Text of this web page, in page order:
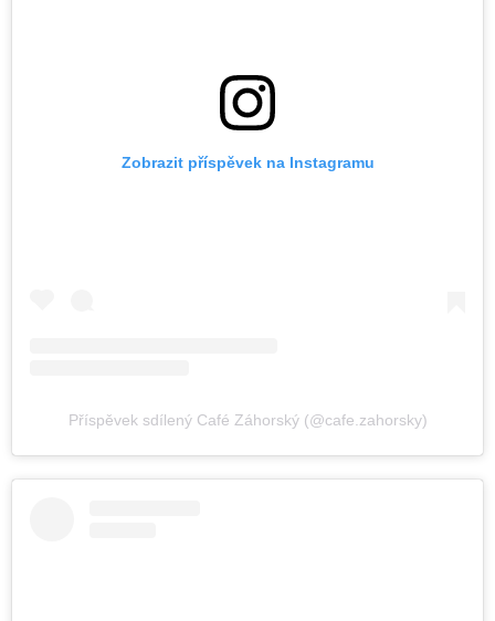
Zobrazit příspěvek na Instagramu
Příspěvek sdílený Café Záhorský (@cafe.zahorsky)